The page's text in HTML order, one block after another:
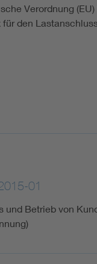
Verordnung
den
01
und Betrieb von